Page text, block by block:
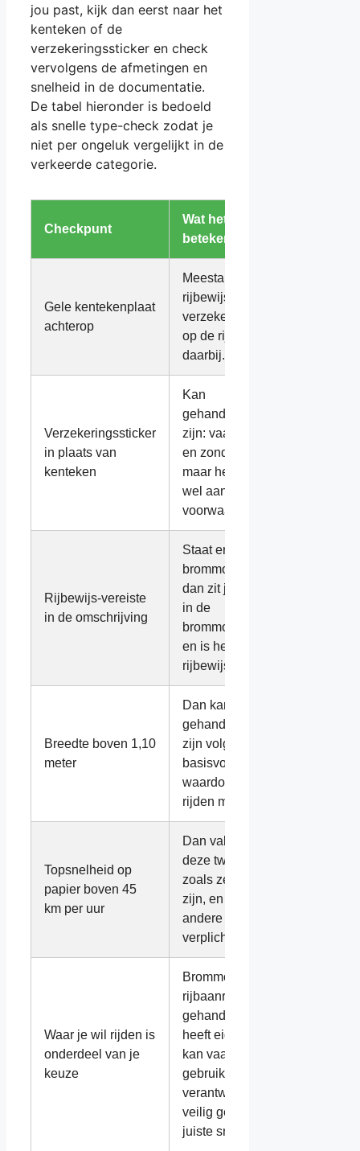
jou past, kijk dan eerst naar het
kenteken of de
verzekeringssticker en check
vervolgens de afmetingen en
snelheid in de documentatie.
De tabel hieronder is bedoeld
als snelle type-check zodat je
niet per ongeluk vergelijkt in de
verkeerde categorie.
Checkpunt
Wat het meestal
betekent
Gele kentekenplaat
achterop
Meestal brommobiel:
rijbewijs AM, WA-
verzekering en rijden
op de rijbaan horen
daarbij.
Verzekeringssticker
in plaats van
kenteken
Kan
gehandicaptenvoertuig
zijn: vaak rijbewijsvrij
en zonder kenteken,
maar het voertuig moet
wel aan de
voorwaarden voldoen.
Rijbewijs-vereiste
in de omschrijving
Staat er AM of
brommobielrijbewijs:
dan zit je vrijwel zeker
in de
brommobielcategorie
en is het niet
rijbewijsvrij.
Breedte boven 1,10
meter
Dan kan het geen
gehandicaptenvoertuig
zijn volgens de
basisvoorwaarden,
waardoor rijbewijsvrij
rijden meestal afvalt.
Topsnelheid op
papier boven 45
km per uur
Dan valt het niet in
deze twee categorieën
zoals ze hier bedoeld
zijn, en gelden er
andere regels en
verplichtingen.
Waar je wil rijden is
onderdeel van je
keuze
Brommobiel volgt de
rijbaanregels; een
gehandicaptenvoertuig
heeft eigen regels en
kan vaak meer plekken
gebruiken, maar je blijft
verantwoordelijk voor
veilig gedrag en de
juiste snelheid.